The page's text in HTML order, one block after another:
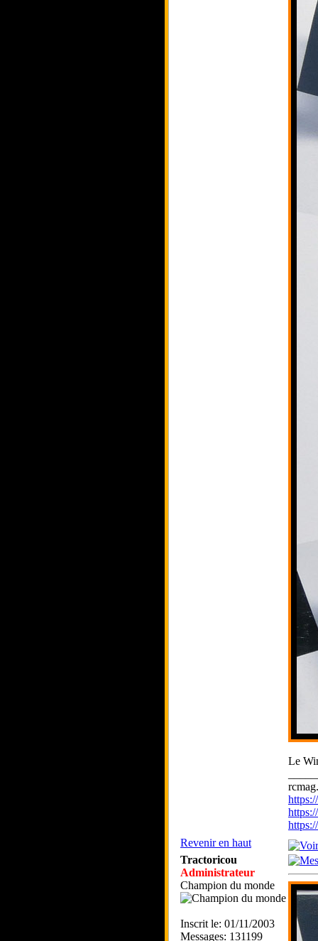
Le
Revenir en haut
Tractoricou
Administrateur
Champion du monde
Inscrit le: 01/11/2003
Messages: 131199